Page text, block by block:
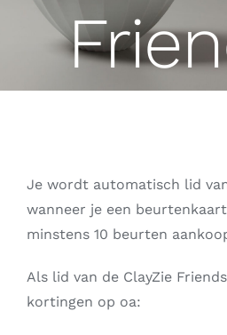
Je wordt automatisch lid
wanneer je een
minstens 10 beurten
Als lid van de ClayZie
kortingen op oa: